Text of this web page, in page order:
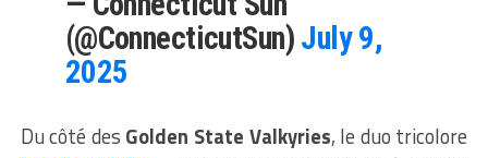
(@ConnecticutSun) July 9,
2025
Du côté des Golden State Valkyries, le duo tricolore